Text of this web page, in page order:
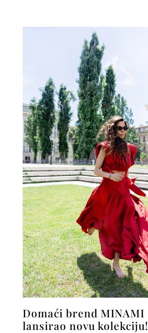
Domaći brend MINAMI
lansirao novu kolekciju!